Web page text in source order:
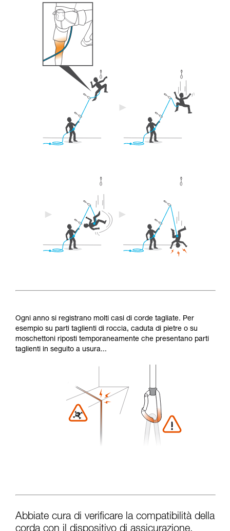
Ogni anno si registrano molti casi di corde tagliate. Per
esempio su parti taglienti di roccia, caduta di pietre o su
moschettoni riposti temporaneamente che presentano parti
taglienti in seguito a usura...
Abbiate cura di verificare la compatibilità della